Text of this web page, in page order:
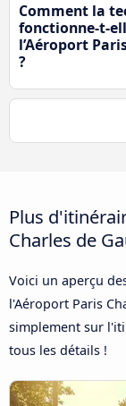
Comment la
fonctionne-t-
l’Aéroport
?
Plus
Charles de
Voici un aperçu
l'Aéroport Paris
simplement sur
tous les détails !